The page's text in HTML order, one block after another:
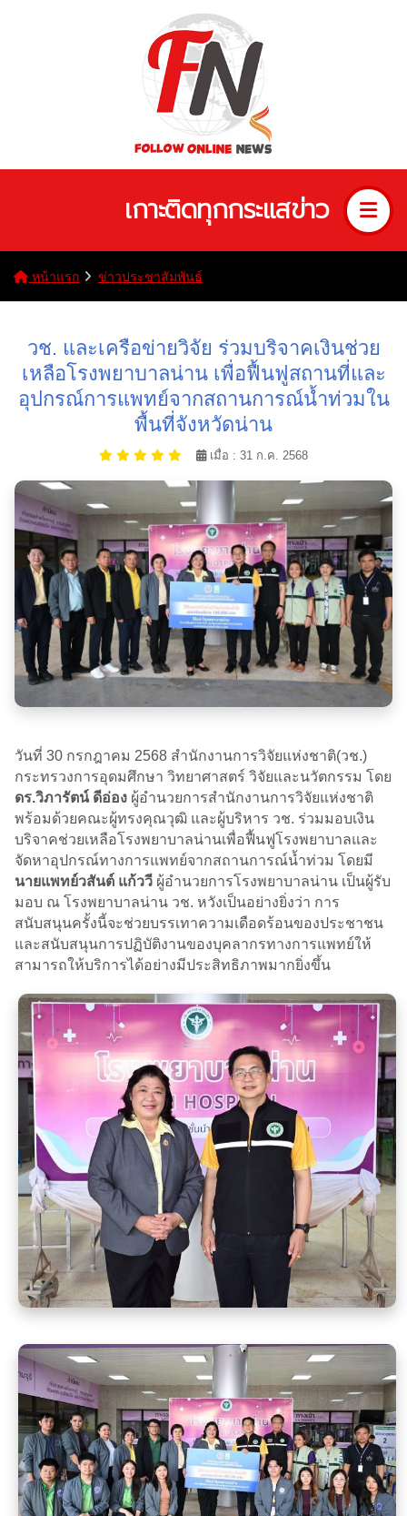
เกาะติดทุกกระแสข่าว
หน้าแรก ข่าวประชาสัมพันธ์
วช. และเครือข่ายวิจัย ร่วมบริจาคเงินช่วย
เหลือโรงพยาบาลน่าน เพื่อฟื้นฟูสถานที่และ
อุปกรณ์การแพทย์จากสถานการณ์น้ำท่วมใน
พื้นที่จังหวัดน่าน
เมื่อ : 31 ก.ค. 2568
วันที่ 30 กรกฎาคม 2568 สำนักงานการวิจัยแห่งชาติ(วช.)
กระทรวงการอุดมศึกษา วิทยาศาสตร์ วิจัยและนวัตกรรม โดย
ดร.วิภารัตน์ ดีอ่อง ผู้อำนวยการสำนักงานการวิจัยแห่งชาติ
พร้อมด้วยคณะผู้ทรงคุณวุฒิ และผู้บริหาร วช. ร่วมมอบเงิน
บริจาคช่วยเหลือโรงพยาบาลน่านเพื่อฟื้นฟูโรงพยาบาลและ
จัดหาอุปกรณ์ทางการแพทย์จากสถานการณ์น้ำท่วม โดยมี
นายแพทย์วสันต์ แก้ววี ผู้อำนวยการโรงพยาบาลน่าน เป็นผู้รับ
มอบ ณ โรงพยาบาลน่าน วช. หวังเป็นอย่างยิ่งว่า การ
สนับสนุนครั้งนี้จะช่วยบรรเทาความเดือดร้อนของประชาชน
และสนับสนุนการปฏิบัติงานของบุคลากรทางการแพทย์ให้
สามารถให้บริการได้อย่างมีประสิทธิภาพมากยิ่งขึ้น